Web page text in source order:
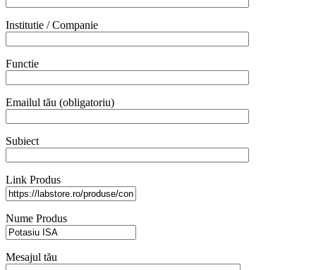
Institutie / Companie
Functie
Emailul tău (obligatoriu)
Subiect
Link Produs
Nume Produs
Mesajul tău